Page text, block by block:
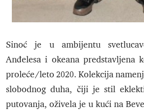
Sinoć je u ambijentu
Anđelesa i okeana predstavljena
proleće/leto 2020. Kolekcija
slobodnog duha, čiji je stil
putovanja, oživela je u kući na